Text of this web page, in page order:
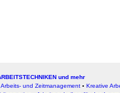
und mehr
Arbeits- und Zeitmanagement ▪ Kreative